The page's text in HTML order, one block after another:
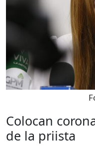
Colocan
de la priista